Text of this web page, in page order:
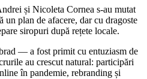
și Nicoleta Cornea s-au mutat
plan de afacere, dar cu dragoste
siropuri după rețete locale.
— a fost primit cu entuziasm de
au crescut natural: participări
în pandemie, rebranding și